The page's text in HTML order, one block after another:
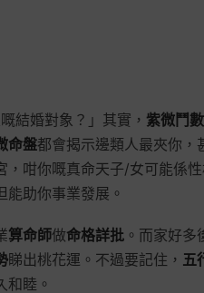
結婚對象？」其實， 紫微鬥數
命盤都會揭示邊類人最夾你，
，咁你嘅真命天子/女可能係
助你事業發展。
算命師做命格詳批 。而家好
睇出桃花運。不過要記住， 五
睦。